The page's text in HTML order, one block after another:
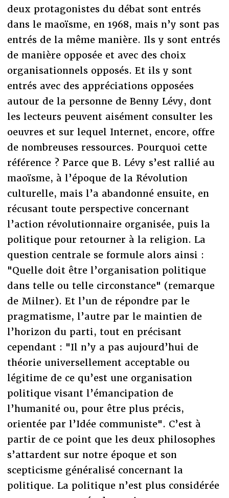
deux protagonistes du débat sont entrés
dans le maoïsme, en 1968, mais n’y sont pas
entrés de la même manière. Ils y sont entrés
de manière opposée et avec des choix
organisationnels opposés. Et ils y sont
entrés avec des appréciations opposées
autour de la personne de Benny Lévy, dont
les lecteurs peuvent aisément consulter les
oeuvres et sur lequel Internet, encore, offre
de nombreuses ressources. Pourquoi cette
référence ? Parce que B. Lévy s’est rallié au
maoïsme, à l’époque de la Révolution
culturelle, mais l’a abandonné ensuite, en
récusant toute perspective concernant
l’action révolutionnaire organisée, puis la
politique pour retourner à la religion. La
question centrale se formule alors ainsi :
"Quelle doit être l’organisation politique
dans telle ou telle circonstance" (remarque
de Milner). Et l’un de répondre par le
pragmatisme, l’autre par le maintien de
l’horizon du parti, tout en précisant
cependant : "Il n’y a pas aujourd’hui de
théorie universellement acceptable ou
légitime de ce qu’est une organisation
politique visant l’émancipation de
l’humanité ou, pour être plus précis,
orientée par l’Idée communiste". C’est à
partir de ce point que les deux philosophes
s’attardent sur notre époque et son
scepticisme généralisé concernant la
politique. La politique n’est plus considérée